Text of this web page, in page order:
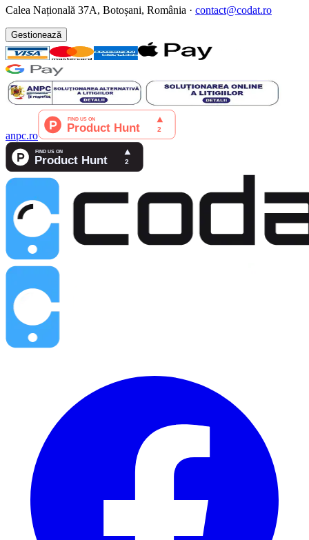
Calea Națională 37A, Botoșani, România · contact@codat.ro
Gestionează
anpc.ro